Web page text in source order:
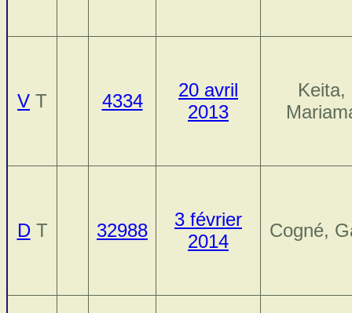
V T 4334
20 avril
2013
Keita,
DT 32988
3 février
2014
Cogné,